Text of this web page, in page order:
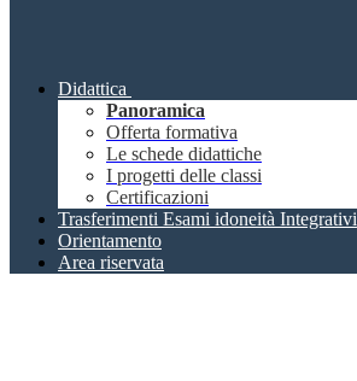
Didattica
Panoramica
Offerta formativa
Le schede didattiche
I progetti delle classi
Certificazioni
Trasferimenti Esami idoneità Integrativi
Orientamento
Area riservata